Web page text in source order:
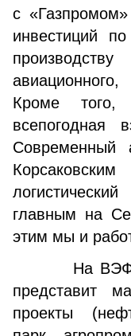
с
инвестиций
Кроме
всепогодная
Современный
главным на
этим мы и
На ВЭФ-
представит
проекты